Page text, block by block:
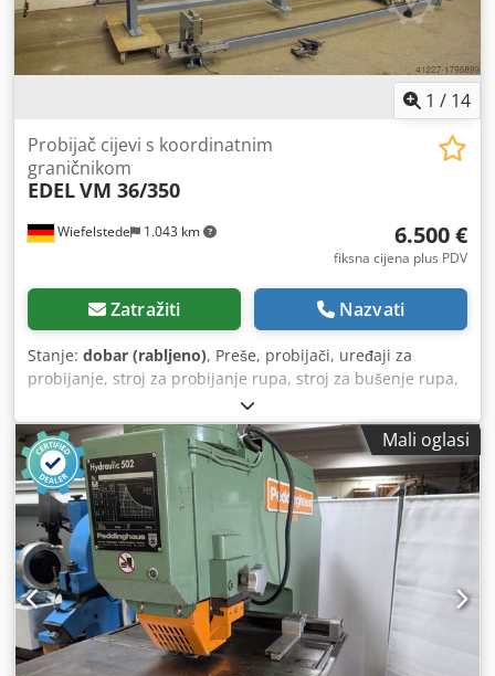
1 / 14
Wiefelstede 1.043 km
Probijač cijevi s koordinatnim
graničnikom
EDELVM 36/350
6.500 €
fiksna cijena plus PDV
Zatražiti Nazvati
Stanje: dobar (rabljeno), Preše, probijači, uređaji za
probijanje, stroj za probijanje rupa, stroj za bušenje rupa,
kopirni probijač, probijač s graničnikom, ekscentrični
probijač, linijski probijač rupa, stroj za probijanje, preša za
probijanje. -Probijalica za pravokutne cijevi: 50 x 30 mm -2x
nosača alata za brzu izmjenu (za okruglu i pravokutnu
cijev) Dedpfx Asb A I Hdoikock -s alatima za probijanje
okruglih i pravokutnih cijevi -koordinatni graničnik -dubina
izbočenja: 155 mm -sustav brze izmjene za probijanje -
bočni i dubinski graničnici -maks. sila probijanja: 36 t -
težina: cca 2000 kg
Mali oglasi